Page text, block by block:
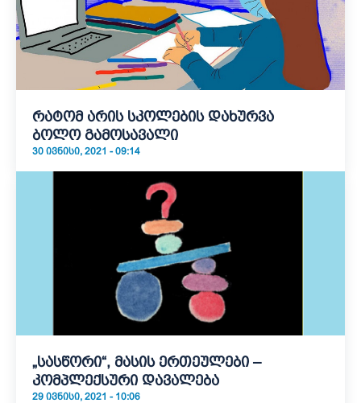
რატომ არის სკოლების დახურვა
ბოლო გამოსავალი
30 ᲘᲕᲜᲘᲡᲘ, 2021 - 09:14
„სასწორი“, მასის ერთეულები –
კომპლექსური დავალება
29 ᲘᲕᲜᲘᲡᲘ, 2021 - 10:06